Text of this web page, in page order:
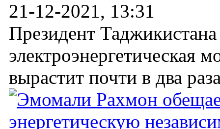
21-12-2021, 13:31
Президент
электроэнергетическая
вырастит почти в два